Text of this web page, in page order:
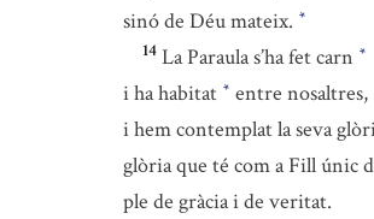
sinó de Déu mateix. *
14 La Paraula s’ha fet carn *
i ha habitat * entre nosaltres,
i hem contemplat la seva
glòria que té com a Fill únic
ple de gràcia i de veritat.